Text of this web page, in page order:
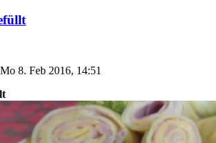
Mo 8. Feb 2016, 14:51